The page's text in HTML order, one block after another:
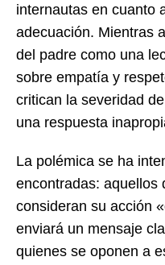
internautas en cuanto
adecuación. Mientras
del padre como una
sobre empatía y
critican la severidad
una respuesta
La polémica se ha
encontradas: aquellos
consideran su acción
enviará un mensaje
quienes se oponen a